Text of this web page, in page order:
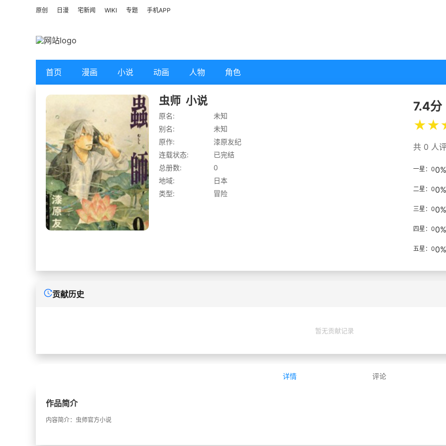
原创 日漫 宅新闻 WIKI 专题 手机APP
首页 漫画 小说 动画 人物 角色
虫师 小说
原名:
未知
别名:
未知
原作:
漆原友纪
连载状态:
已完结
总册数:
0
地域:
日本
类型:
冒险
7.4分
★★
共 0 人
一星：00%
二星：00%
三星：00%
四星：00%
五星：00%
贡献历史
暂无贡献记录
详情 评论
作品简介
内容简介：虫师官方小说